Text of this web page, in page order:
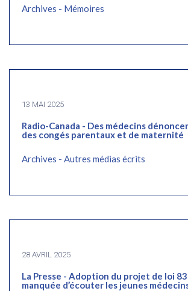
Archives - Mémoires
13 MAI 2025
Radio-Canada - Des médecins
des congés parentaux et de maternité
Archives - Autres médias écrits
28 AVRIL 2025
La Presse - Adoption du projet de loi
manquée d’écouter les jeunes